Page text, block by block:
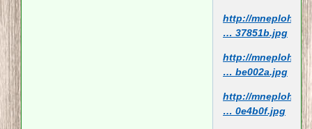
http://
… 37851b.jpg
http://
… be002a.jpg
http://
… 0e4b0f.jpg